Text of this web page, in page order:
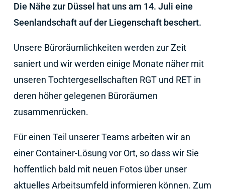
Die Nähe zur Düssel hat uns am 14. Juli eine
Seenlandschaft auf der Liegenschaft beschert.
Unsere Büroräumlichkeiten werden zur Zeit
saniert und wir werden einige Monate näher mit
unseren Tochtergesellschaften RGT und RET in
deren höher gelegenen Büroräumen
zusammenrücken.
Für einen Teil unserer Teams arbeiten wir an
einer Container-Lösung vor Ort, so dass wir Sie
hoffentlich bald mit neuen Fotos über unser
aktuelles Arbeitsumfeld informieren können. Zum